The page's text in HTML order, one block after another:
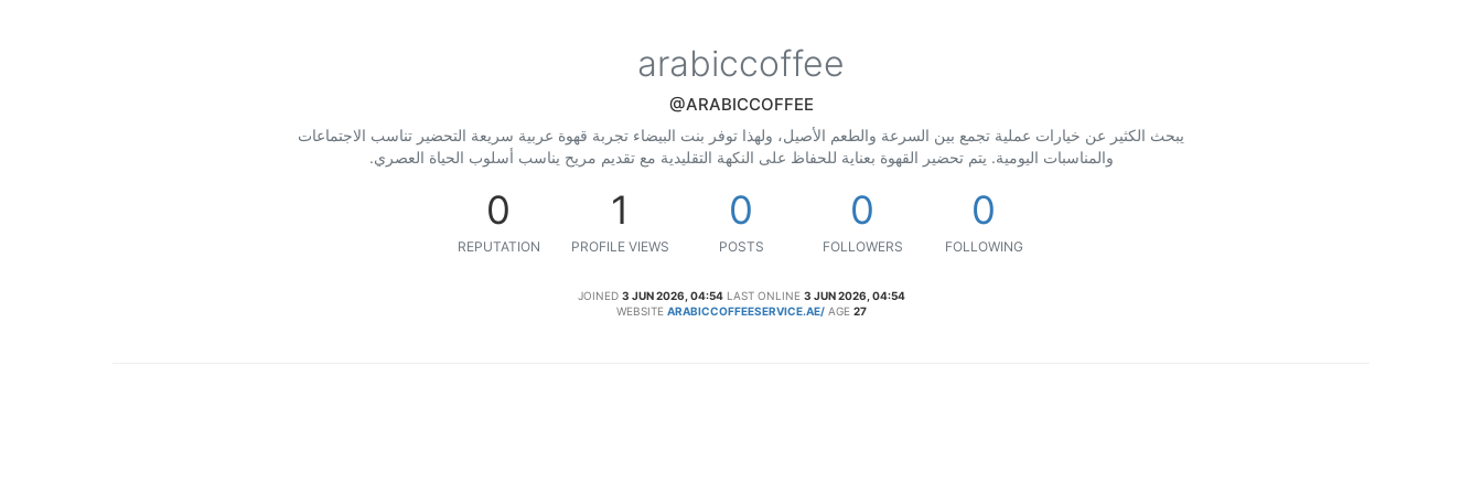
arabiccoffee
@ARABICCOFFEE
يبحث الكثير عن خيارات عملية تجمع بين السرعة والطعم الأصيل، ولهذا توفر بنت البيضاء تجربة قهوة عربية سريعة التحضير تناسب الاجتماعات
والمناسبات اليومية. يتم تحضير القهوة بعناية للحفاظ على النكهة التقليدية مع تقديم مريح يناسب أسلوب الحياة العصري.
0
REPUTATION
1
PROFILE VIEWS
0
POSTS
0
FOLLOWERS
0
FOLLOWING
JOINED 3 JUN 2026, 04:54 LAST ONLINE 3 JUN 2026, 04:54
WEBSITE ARABICCOFFEESERVICE.AE/ AGE 27